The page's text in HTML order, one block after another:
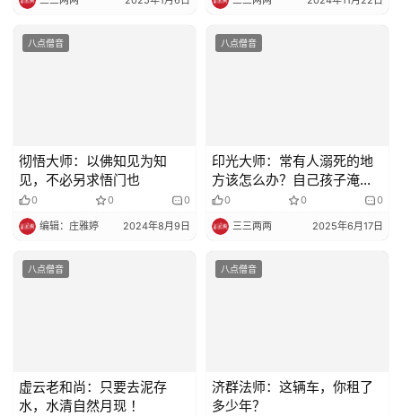
八点僧音
彻悟大师：以佛知见为知
见，不必另求悟门也
0 0 0
编辑：庄雅婷 2024年8月9日
八点僧音
印光大师：常有人溺死的地
方该怎么办？自己孩子淹死
了是自己过失吗？
0 0 0
三三两两 2025年6月17日
八点僧音
虚云老和尚：只要去泥存
水，水清自然月现 ！
八点僧音
济群法师：这辆车，你租了
多少年？